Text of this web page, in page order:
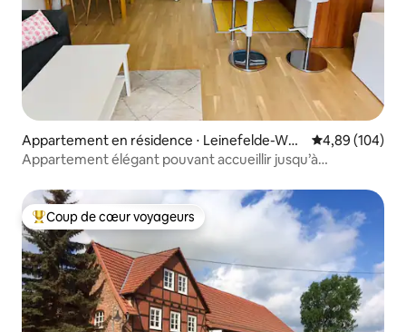
Appartement en résidence ⋅ Leinefelde-Wor
bis
Évaluation
4,89 (104)
Appartement élégant pouvant accueillir jusqu’à
Coups de cœur voyageurs les plus appréciés
Coup de cœur voyageurs